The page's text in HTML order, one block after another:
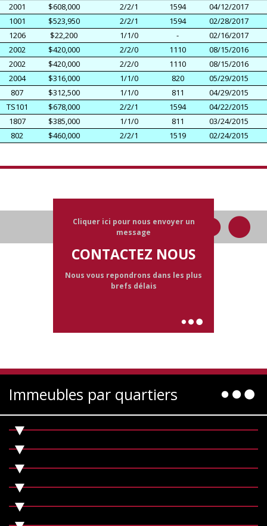
2001
$608,000 2/2/1 1594
04/12/2017
1001
$523,950 2/2/1 1594
02/28/2017
1206
$22,200 1/1/0 -
02/16/2017
2002
$420,000 2/2/0 1110
08/15/2016
2002
$420,000 2/2/0 1110
08/15/2016
2004
$316,000 1/1/0 820
05/29/2015
807
$312,500 1/1/0 811
04/29/2015
TS101
$678,000 2/2/1 1594
04/22/2015
1807
$385,000 1/1/0 811
03/24/2015
802
$460,000 2/2/1 1519 02/24/2015
Cliquer ici pour nous envoyer un
message
CONTACTEZ NOUS
Nous vous repondrons dans les plus
brefs délais
Immeubles par quartiers